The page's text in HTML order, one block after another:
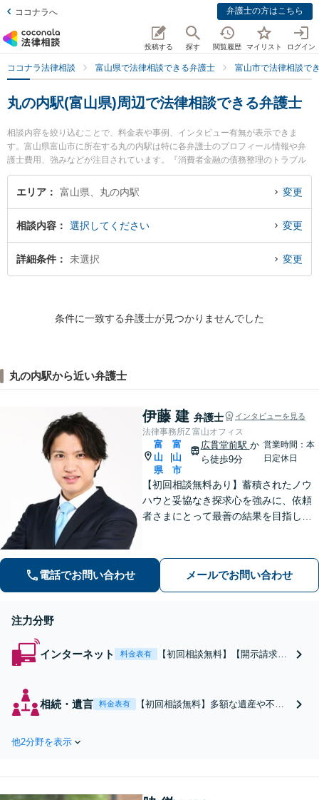
ココナラへ 弁護士の方はこちら
投稿する 探す 閲覧履歴 マイリスト ログイン
ココナラ法律相談 富山県で法律相談できる弁護士 富山市で法律相談で
丸の内駅(富山県)周辺で法律相談できる弁護士
相談内容を絞り込むことで、料金表や事例、インタビュー有無が表示できま
す。富山県富山市に所在する丸の内駅は特に各弁護士のプロフィール情報や弁
護士費用、強みなどが注目されています。『消費者金融の債務整理のトラブル
を勤務先から通いやすい丸の内駅周辺に事務所を構える弁護士に面談予約した
い』『消費者金融の債務整理のトラブル解決の実績豊富な丸の内駅近くの弁護
す。
エリア 富山県、丸の内駅 変更
相談内容 選択してください 変更
詳細条件 未選択 変更
条件に一致する弁護士が見つかりませんでした
丸の内駅から近い弁護士
伊藤 建 弁護士 インタビューを見る
法律事務所Z 富山オフィス
富
山
県
富
山
市
広貫堂前駅 か
ら徒歩9分
営業時間：本
日定休日
【初回相談無料あり】蓄積されたノウ
ハウと妥協なき探求心を強みに、依頼
者さまにとって最善の結果を目指しま
電話でお問い合わせ メールでお問い合わせ
注力分野
インターネット 料金表有
【初回相談無料】【開示請求・
類に届いた方に注力していま
相続・遺言 料金表有
【初回相談無料】多額な遺産や不公
可】
他2分野を表示